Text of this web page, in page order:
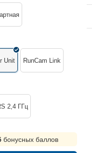
Unit RunCam Link
2,4 ГГц
бонусных баллов